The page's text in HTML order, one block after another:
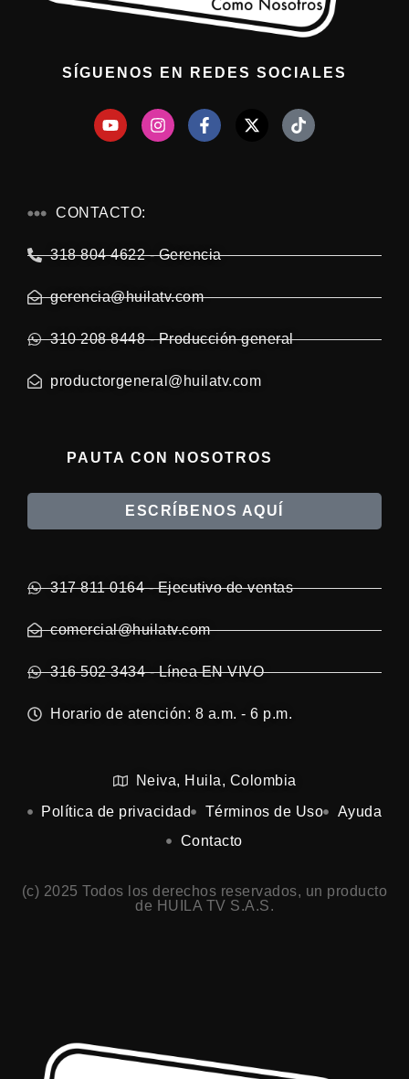
SÍGUENOS EN REDES SOCIALES
CONTACTO:
318 804 4622 - Gerencia
gerencia@huilatv.com
310 208 8448 - Producción general
productorgeneral@huilatv.com
PAUTA CON NOSOTROS
ESCRÍBENOS AQUÍ
317 811 0164 - Ejecutivo de ventas
comercial@huilatv.com
316 502 3434 - Línea EN VIVO
Horario de atención: 8 a.m. - 6 p.m.
Neiva, Huila, Colombia
Política de privacidad
Términos de Uso
Ayuda
Contacto
(c) 2025 Todos los derechos reservados, un producto
de HUILA TV S.A.S.